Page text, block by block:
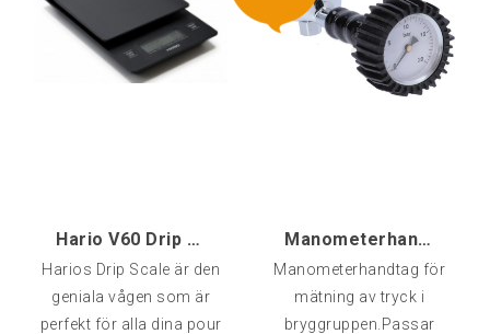
HEM
Hario V60 Drip Scale - Bryggvåg
Harios Drip Scale är den
geniala vågen som är
perfekt för alla dina pour
Manometerhandtag, Faema-fattning
Manometerhandtag för
mätning av tryck i
bryggruppen.Passar